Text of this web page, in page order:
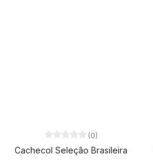
(0)
Cachecol Seleção Brasileira